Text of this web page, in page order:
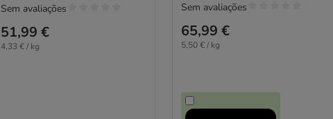
51,99 €
4,33 € / kg
Sem avaliações
65,99 €
5,50 € / kg
Sem avaliações